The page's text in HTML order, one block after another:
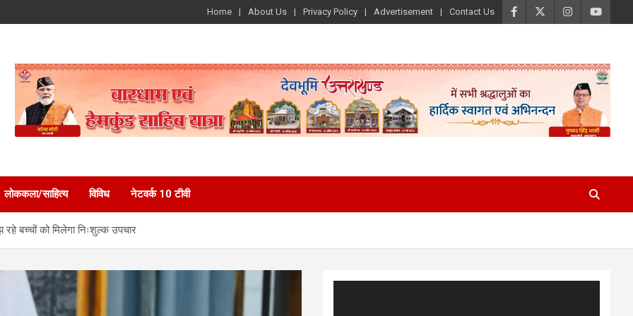
Home About Us Privacy Policy Advertisement Contact Us
लोककला/साहित्य विविध नेटवर्क 10 टीवी
बच्चों को मिलेगा निःशुल्क उपचार